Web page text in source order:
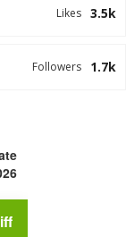
3.5k
Likes
1.7k
Followers